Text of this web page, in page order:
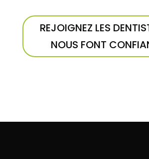
REJOIGNEZ LES
NOUS FONT